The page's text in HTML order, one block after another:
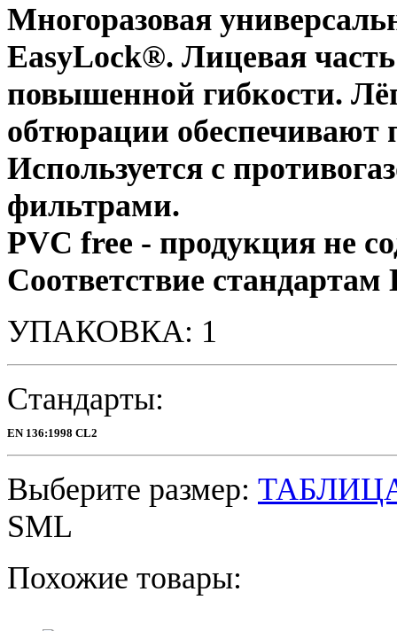
Многоразовая
EasyLock®. Лицевая
повышенной гибкости.
обтюрации обеспечивают
Используется с
фильтрами.
PVC free - продукция не
Соответствие
УПАКОВКА: 1
Стандарты:
EN 136:1998 CL2
Выберите размер:
SML
Похожие товары: